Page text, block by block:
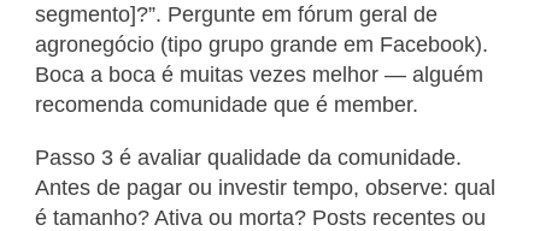
segmento]?”. Pergunte em fórum geral de
agronegócio (tipo grupo grande em Facebook).
Boca a boca é muitas vezes melhor — alguém
recomenda comunidade que é member.
Passo 3 é avaliar qualidade da comunidade.
Antes de pagar ou investir tempo, observe: qual
é tamanho? Ativa ou morta? Posts recentes ou